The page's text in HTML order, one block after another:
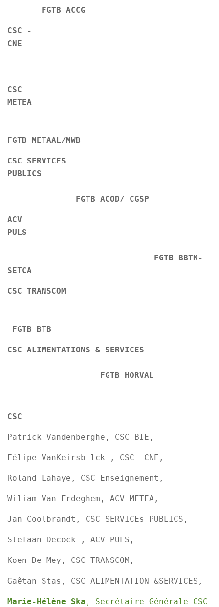
FGTB ACCG
CSC -
CNE
CSC
METEA
FGTB METAAL/MWB
CSC SERVICES
PUBLICS
FGTB ACOD/ CGSP
ACV
PULS
FGTB BBTK-
SETCA
CSC TRANSCOM
FGTB BTB
CSC ALIMENTATIONS & SERVICES
FGTB HORVAL
CSC
Patrick Vandenberghe, CSC BIE,
Félipe VanKeirsbilck , CSC -CNE,
Roland Lahaye, CSC Enseignement,
Wiliam Van Erdeghem, ACV METEA,
Jan Coolbrandt, CSC SERVICEs PUBLICS,
Stefaan Decock , ACV PULS,
Koen De Mey, CSC TRANSCOM,
Gaêtan Stas, CSC ALIMENTATION &SERVICES,
Marie-Hélène Ska , Secrétaire Générale CSC